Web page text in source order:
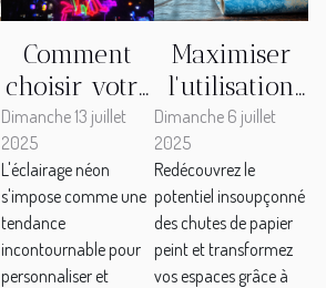
Comment
choisir votre
design de
néon pour
une
décoration
unique ?
Dimanche 13 juillet
2025
L'éclairage néon
s'impose comme une
tendance
incontournable pour
personnaliser et
Maximiser
l'utilisation
des restes de
papier peint
dans des
projets de
décoration
Dimanche 6 juillet
2025
Redécouvrez le
potentiel insoupçonné
des chutes de papier
peint et transformez
vos espaces grâce à